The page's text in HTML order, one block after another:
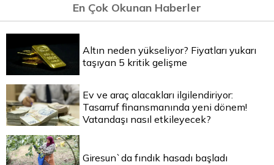
En Çok Okunan Haberler
Altın neden yükseliyor? Fiyatları yukarı
taşıyan 5 kritik gelişme
Ev ve araç alacakları ilgilendiriyor:
Tasarruf finansmanında yeni dönem!
Vatandaşı nasıl etkileyecek?
Giresun`da fındık hasadı başladı